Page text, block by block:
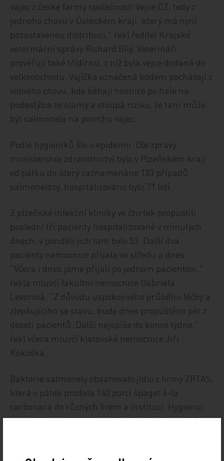
vajec z české farmy společnosti Vejce CZ, tedy z
jednoho chovu v Ústeckém kraji, který má nyní
pozastavenou distribuci," řekl ředitel Krajské
veterinární správy Richard Bílý. Veterináři
prověřují také třídírnu, z níž byla vejce dodaná do
velkoobchodu. Vajíčka označená kódem pocházejí z
volného chovu, kde běhají nosnice po hale na
podestýlce ze slámy a stoupá riziko, že tam může
být salmonela na povrchu vajec.
Podle hygieniků šlo o epidemii. Dle zprávy
ministerstva zdravotnictví bylo v Plzeňském kraji
od pátku do úterý zaznamenáno 133 případů
salmonelózy, hospitalizováno bylo 71 lidí.
Z plzeňské infekční kliniky ve čtvrtek propustili
poslední tři pacienty hospitalizované v minulých
dnech; v pondělí jich tam bylo 53. Další dva
pacienty nemocnice přijala ve středu a dnes.
"Včera i dnes jsme přijali po jednom pacientovi,"
řekla mluvčí fakultní nemocnice Gabriela
Levorová. "Z důvodu uspokojivého průběhu léčby a
zlepšujícího se stavu, bude dnes propuštěno pět z
deseti pacientů. Další nejspíše do konce týdne,"
řekl včera mluvčí klatovské nemocnice Jiří
Kokoška.
Bakterie salmonely obsahovalo jídlo z firmy ZRTAS,
která v pátek prodala 140 porcí špaget á-la
carbonara do různých firem a institucí. Hygienici
provedli v pondělí ráno ve vývařovně stěry a výtěry